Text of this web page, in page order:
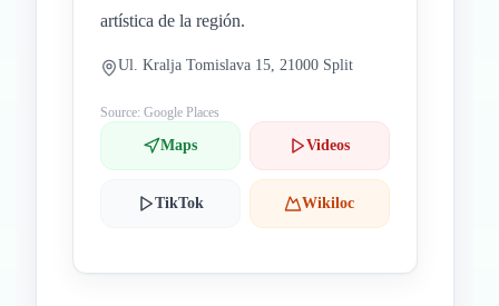
artística de la región.
Ul. Kralja Tomislava 15, 21000 Split
Source: Google Places
Maps Videos
TikTok Wikiloc